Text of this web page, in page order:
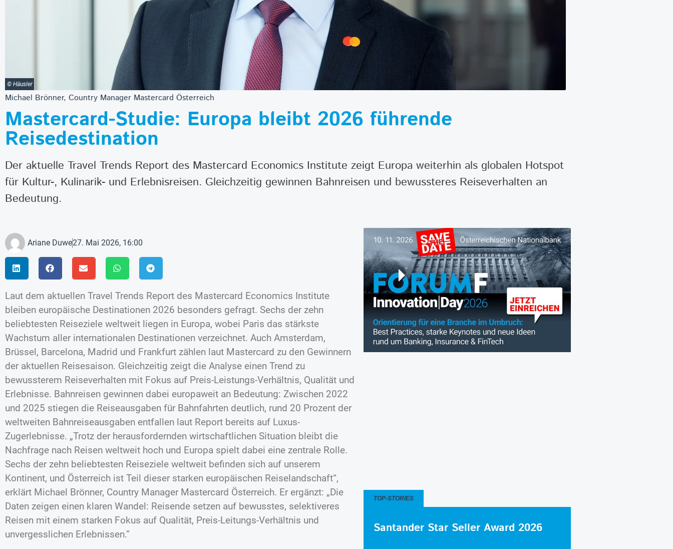
© Häusler
Michael Brönner, Country Manager Mastercard Österreich
Mastercard-Studie: Europa bleibt 2026 führende
Reisedestination
Der aktuelle Travel Trends Report des Mastercard Economics Institute zeigt Europa weiterhin als globalen Hotspot
für Kultur-, Kulinarik- und Erlebnisreisen. Gleichzeitig gewinnen Bahnreisen und bewussteres Reiseverhalten an
Bedeutung.
Ariane Duwe27. Mai 2026, 16:00
Laut dem aktuellen Travel Trends Report des Mastercard Economics Institute
bleiben europäische Destinationen 2026 besonders gefragt. Sechs der zehn
beliebtesten Reiseziele weltweit liegen in Europa, wobei Paris das stärkste
Wachstum aller internationalen Destinationen verzeichnet. Auch Amsterdam,
Brüssel, Barcelona, Madrid und Frankfurt zählen laut Mastercard zu den Gewinnern
der aktuellen Reisesaison. Gleichzeitig zeigt die Analyse einen Trend zu
bewussterem Reiseverhalten mit Fokus auf Preis-Leistungs-Verhältnis, Qualität und
Erlebnisse. Bahnreisen gewinnen dabei europaweit an Bedeutung: Zwischen 2022
und 2025 stiegen die Reiseausgaben für Bahnfahrten deutlich, rund 20 Prozent der
weltweiten Bahnreiseausgaben entfallen laut Report bereits auf Luxus-
Zugerlebnisse. „Trotz der herausfordernden wirtschaftlichen Situation bleibt die
Nachfrage nach Reisen weltweit hoch und Europa spielt dabei eine zentrale Rolle.
Sechs der zehn beliebtesten Reiseziele weltweit befinden sich auf unserem
Kontinent, und Österreich ist Teil dieser starken europäischen Reiselandschaft“,
erklärt Michael Brönner, Country Manager Mastercard Österreich. Er ergänzt: „Die
Daten zeigen einen klaren Wandel: Reisende setzen auf bewusstes, selektiveres
Reisen mit einem starken Fokus auf Qualität, Preis-Leitungs-Verhältnis und
unvergesslichen Erlebnissen.”
TOP-STORIES
Santander Star Seller Award 2026